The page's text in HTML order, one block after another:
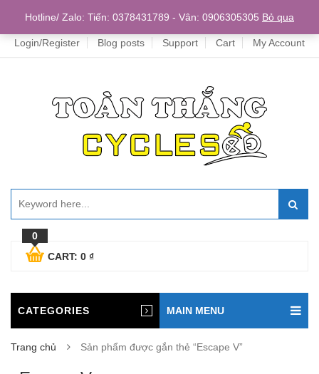
Home
Login/Register Blog posts Support Cart My Account
0
CART: 0 ₫
CATEGORIES MAIN MENU
Trang chủ Sản phẩm được gắn thẻ “Escape V”
Hotline/ Zalo: Tiến: 0378431789 - Vân: 0906305305 Bỏ qua